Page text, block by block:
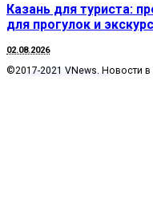
Казань для туриста:
для прогулок и
02.08.2026
©2017-2021 VNews. Новости в